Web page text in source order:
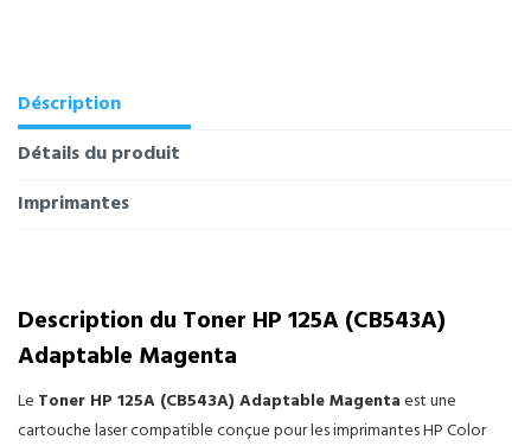
Déscription
Détails du produit
Imprimantes
Description du Toner HP 125A (CB543A)
Adaptable Magenta
Le Toner HP 125A (CB543A) Adaptable Magentaest une
cartouche laser compatible conçue pour les imprimantes HP Color